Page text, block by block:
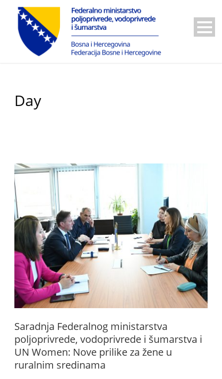
BiH
Day
Saradnja Federalnog ministarstva
poljoprivrede, vodoprivrede i šumarstva i
UN Women: Nove prilike za žene u
ruralnim sredinama